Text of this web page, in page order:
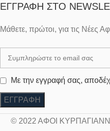
ΕΓΓΡΑΦΉ ΣΤΟ
Μάθετε, πρώτοι, για τις Νέες
Με την εγγραφή σας,
© 2022 ΑΦΟΙ